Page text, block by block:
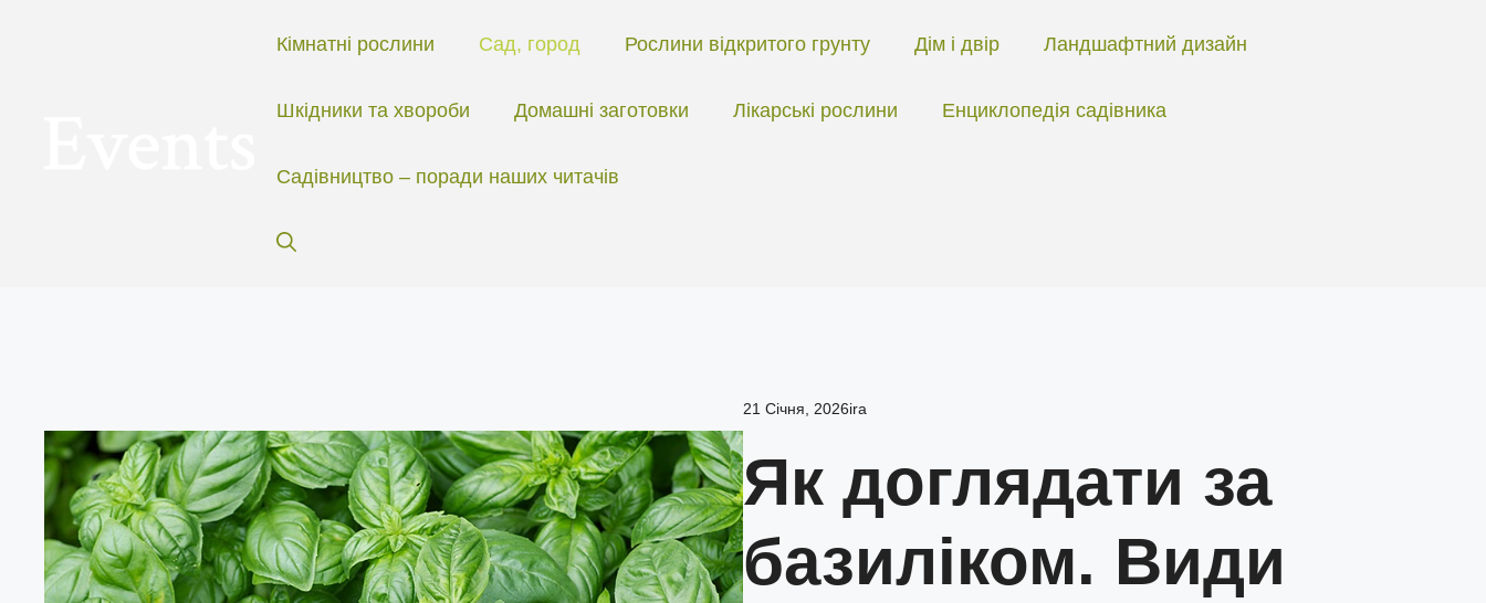
Кімнатні рослини Сад, город Рослини відкритого грунту Дім і двір Ландшафтний дизайн
Шкідники та хвороби Домашні заготовки Лікарські рослини Енциклопедія садівника
Садівництво – поради наших читачів
21 Січня, 2026ira
Як доглядати за
базиліком. Види